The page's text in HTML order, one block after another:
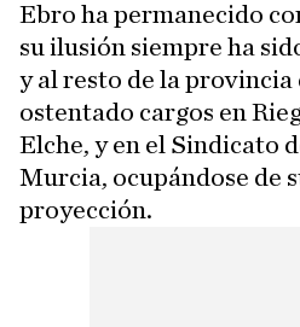
Ebro ha permanecido
su ilusión siempre ha
y al resto de la provincia
ostentado cargos en
Elche, y en el Sindicato
Murcia, ocupándose de
proyección.